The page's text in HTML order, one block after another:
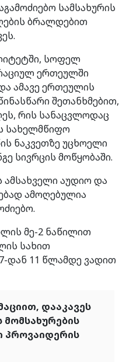
სამსახურის
ბრალდებით
სოფელ
ერთეულში
ამავე ერთეულის
შეთანხმებით,
რის სანაცვლოდაც
სახელმწიფო
ნაკვეთზე უცხოელი
სივრცის მოწყობაში.
აუდიო და
ამოღებულია
მე-2 ნაწილით
სახით
დან 11 წლამდე ვადით
დააკავეს
პროვაიდერის